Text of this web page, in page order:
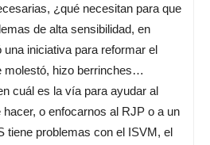
¿qué necesitan para que
de alta sensibilidad, en
iniciativa para reformar el
molestó, hizo berrinches…
cuál es la vía para ayudar al
o enfocarnos al RJP o a un
tiene problemas con el ISVM, el